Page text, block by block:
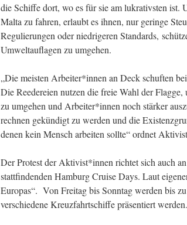
die Schiffe dort, wo es für sie am lukrativsten ist.
Malta zu fahren, erlaubt es ihnen, nur geringe
Regulierungen oder niedrigeren Standards,
Umweltauflagen zu umgehen.
„Die meisten Arbeiter*innen an Deck schuften
Die Reedereien nutzen die freie Wahl der
zu umgehen und Arbeiter*innen noch stärker
rechnen gekündigt zu werden und die
denen kein Mensch arbeiten sollte“ ordnet
Der Protest der Aktivist*innen richtet sich auch
stattfindenden Hamburg Cruise Days. Laut
Europas“. Von Freitag bis Sonntag werden bis
verschiedene Kreuzfahrtschiffe präsentiert